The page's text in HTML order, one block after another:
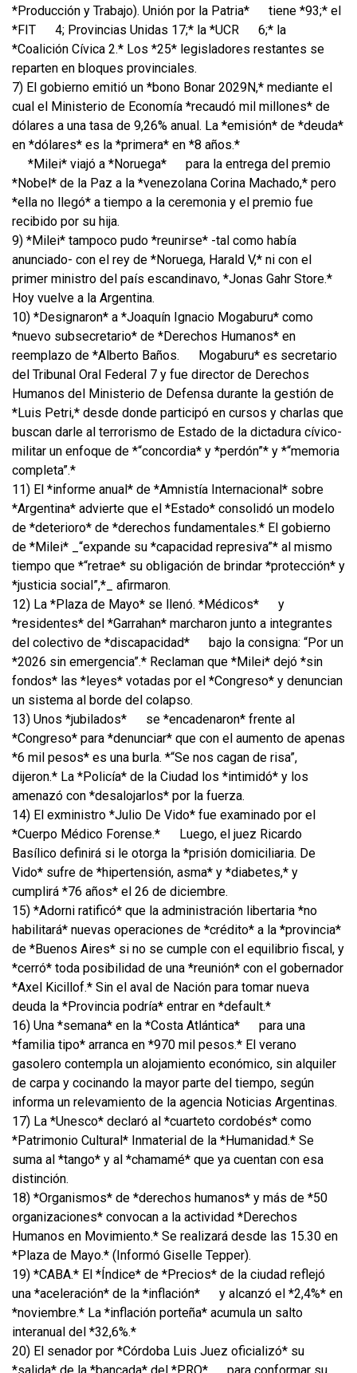
*Producción y Trabajo). Unión por la Patria*
tiene *93;* el
*FIT
4; Provincias Unidas 17;* la *UCR
6;* la
*Coalición Cívica 2.* Los *25* legisladores restantes se
reparten en bloques provinciales.
7) El gobierno emitió un *bono Bonar 2029N,* mediante el
cual el Ministerio de Economía *recaudó mil millones* de
dólares a una tasa de 9,26% anual. La *emisión* de *deuda*
en *dólares* es la *primera* en *8 años.*
*Milei* viajó a *Noruega*
para la entrega del premio
*Nobel* de la Paz a la *venezolana Corina Machado,* pero
*ella no llegó* a tiempo a la ceremonia y el premio fue
recibido por su hija.
9) *Milei* tampoco pudo *reunirse* -tal como había
anunciado- con el rey de *Noruega, Harald V,* ni con el
primer ministro del país escandinavo, *Jonas Gahr Store.*
Hoy vuelve a la Argentina.
10) *Designaron* a *Joaquín Ignacio Mogaburu* como
*nuevo subsecretario* de *Derechos Humanos* en
reemplazo de *Alberto Baños.
Mogaburu* es secretario
del Tribunal Oral Federal 7 y fue director de Derechos
Humanos del Ministerio de Defensa durante la gestión de
*Luis Petri,* desde donde participó en cursos y charlas que
buscan darle al terrorismo de Estado de la dictadura cívico-
militar un enfoque de *“concordia* y *perdón”* y *“memoria
completa”.*
11) El *informe anual* de *Amnistía Internacional* sobre
*Argentina* advierte que el *Estado* consolidó un modelo
de *deterioro* de *derechos fundamentales.* El gobierno
de *Milei* _“expande su *capacidad represiva”* al mismo
tiempo que *“retrae* su obligación de brindar *protección* y
*justicia social”,*_ afirmaron.
12) La *Plaza de Mayo* se llenó. *Médicos*
y
*residentes* del *Garrahan* marcharon junto a integrantes
del colectivo de *discapacidad*
bajo la consigna: “Por un
*2026 sin emergencia”.* Reclaman que *Milei* dejó *sin
fondos* las *leyes* votadas por el *Congreso* y denuncian
un sistema al borde del colapso.
13) Unos *jubilados*
se *encadenaron* frente al
*Congreso* para *denunciar* que con el aumento de apenas
*6 mil pesos* es una burla. *“Se nos cagan de risa”,
dijeron.* La *Policía* de la Ciudad los *intimidó* y los
amenazó con *desalojarlos* por la fuerza.
14) El exministro *Julio De Vido* fue examinado por el
*Cuerpo Médico Forense.*
Luego, el juez Ricardo
Basílico definirá si le otorga la *prisión domiciliaria. De
Vido* sufre de *hipertensión, asma* y *diabetes,* y
cumplirá *76 años* el 26 de diciembre.
15) *Adorni ratificó* que la administración libertaria *no
habilitará* nuevas operaciones de *crédito* a la *provincia*
de *Buenos Aires* si no se cumple con el equilibrio fiscal, y
*cerró* toda posibilidad de una *reunión* con el gobernador
*Axel Kicillof.* Sin el aval de Nación para tomar nueva
deuda la *Provincia podría* entrar en *default.*
16) Una *semana* en la *Costa Atlántica*
para una
*familia tipo* arranca en *970 mil pesos.* El verano
gasolero contempla un alojamiento económico, sin alquiler
de carpa y cocinando la mayor parte del tiempo, según
informa un relevamiento de la agencia Noticias Argentinas.
17) La *Unesco* declaró al *cuarteto cordobés* como
*Patrimonio Cultural* Inmaterial de la *Humanidad.* Se
suma al *tango* y al *chamamé* que ya cuentan con esa
distinción.
18) *Organismos* de *derechos humanos* y más de *50
organizaciones* convocan a la actividad *Derechos
Humanos en Movimiento.* Se realizará desde las 15.30 en
*Plaza de Mayo.* (Informó Giselle Tepper).
19) *CABA.* El *Índice* de *Precios* de la ciudad reflejó
una *aceleración* de la *inflación*
y alcanzó el *2,4%* en
*noviembre.* La *inflación porteña* acumula un salto
interanual del *32,6%.*
20) El senador por *Córdoba Luis Juez oficializó* su